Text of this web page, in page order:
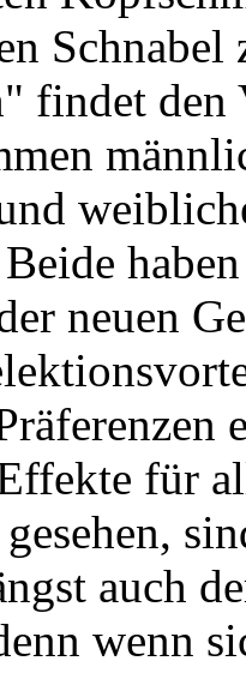
findet den
neuen
für
auch
wenn